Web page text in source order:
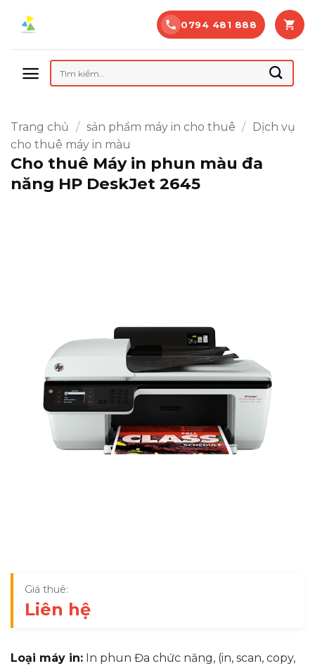
0794 481 888
Tìm
kiếm:
Trang chủ / sản phẩm máy in cho thuê / Dịch vụ
cho thuê máy in màu
Cho thuê Máy in phun màu đa
năng HP DeskJet 2645
Giá thuê:
Liên hệ
Loại máy in: In phun Đa chức năng, (in, scan, copy,